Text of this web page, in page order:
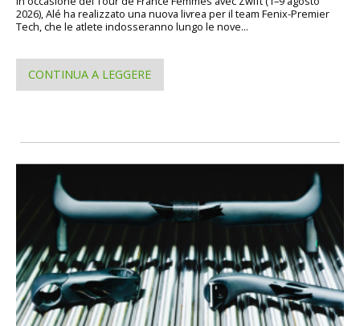
2026), Alé ha realizzato una nuova livrea per il team Fenix-Premier
Tech, che le atlete indosseranno lungo le nove...
CONTINUA A LEGGERE